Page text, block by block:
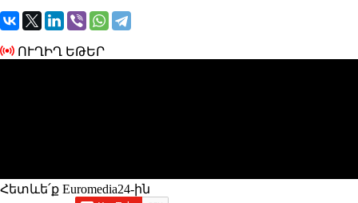
ՈՒՂԻՂ ԵԹԵՐ
Հետևե՛ք Euromedia24-ին